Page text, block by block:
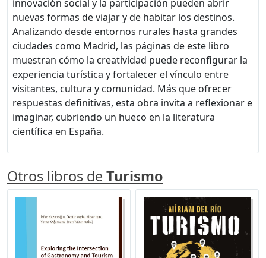
innovación social y la participación pueden abrir
nuevas formas de viajar y de habitar los destinos.
Analizando desde entornos rurales hasta grandes
ciudades como Madrid, las páginas de este libro
muestran cómo la creatividad puede reconfigurar la
experiencia turística y fortalecer el vínculo entre
visitantes, cultura y comunidad. Más que ofrecer
respuestas definitivas, esta obra invita a reflexionar e
imaginar, cubriendo un hueco en la literatura
científica en España.
Otros libros de Turismo